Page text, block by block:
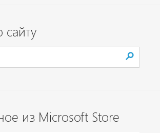
сайту
из Microsoft Store